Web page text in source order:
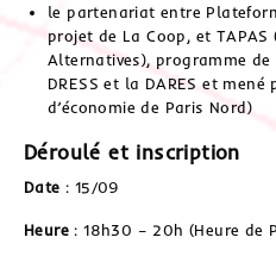
le partenariat entre
projet de La Coop, et
Alternatives), programme
DRESS et la DARES et mené
d’économie de Paris Nord)
Déroulé et inscription
Date : 15/09
Heure : 18h30 – 20h (Heure de